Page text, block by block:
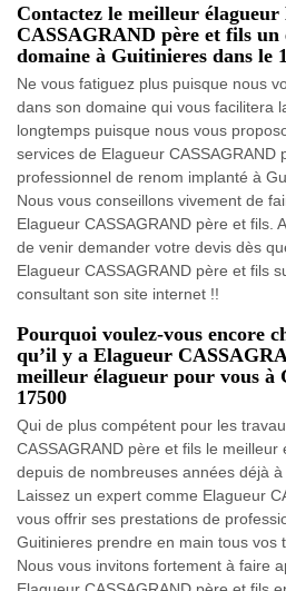
Contactez le meilleur élagueur
CASSAGRAND père et fils un
domaine à Guitinieres dans le
Ne vous fatiguez plus puisque nous
dans son domaine qui vous facilitera
longtemps puisque nous vous
services de Elagueur CASSAGRAND
professionnel de renom implanté à
Nous vous conseillons vivement de
Elagueur CASSAGRAND père et fils.
de venir demander votre devis dès
Elagueur CASSAGRAND père et fils
consultant son site internet !!
Pourquoi voulez-vous encore
qu’il y a Elagueur
meilleur élagueur pour vous à
17500
Qui de plus compétent pour les
CASSAGRAND père et fils le
depuis de nombreuses années déjà
Laissez un expert comme Elagueur
vous offrir ses prestations de
Guitinieres prendre en main tous vos
Nous vous invitons fortement à faire